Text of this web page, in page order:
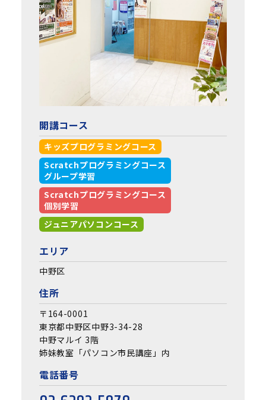
開講コース
キッズプログラミングコース
Scratchプログラミングコース
グループ学習
Scratchプログラミングコース
個別学習
ジュニアパソコンコース
エリア
中野区
住所
〒164-0001
東京都中野区中野3-34-28
中野マルイ 3階
姉妹教室「パソコン市民講座」内
電話番号